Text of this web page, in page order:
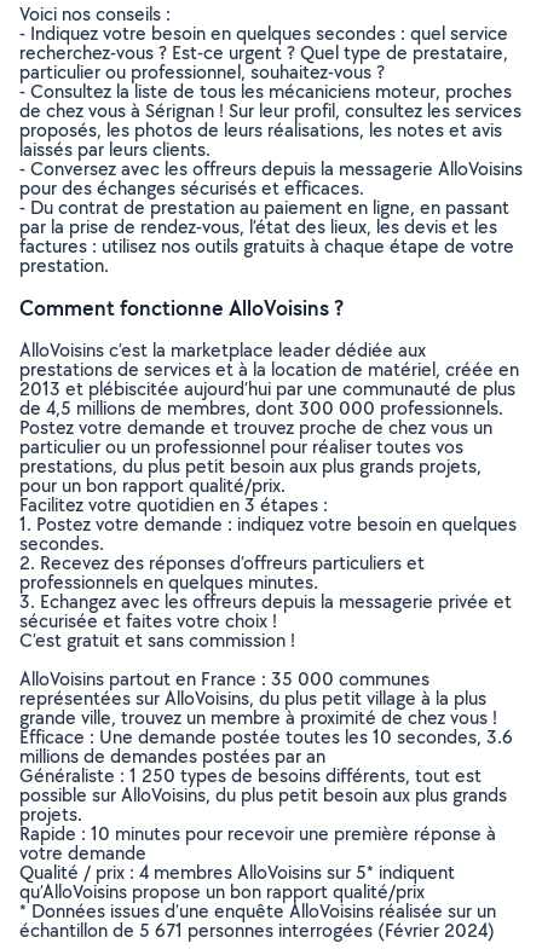
Voici nos conseils :
- Indiquez votre besoin en quelques secondes : quel service
recherchez-vous ? Est-ce urgent ? Quel type de prestataire,
particulier ou professionnel, souhaitez-vous ?
- Consultez la liste de tous les mécaniciens moteur, proches
de chez vous à Sérignan ! Sur leur profil, consultez les services
proposés, les photos de leurs réalisations, les notes et avis
laissés par leurs clients.
- Conversez avec les offreurs depuis la messagerie AlloVoisins
pour des échanges sécurisés et efficaces.
- Du contrat de prestation au paiement en ligne, en passant
par la prise de rendez-vous, l’état des lieux, les devis et les
factures : utilisez nos outils gratuits à chaque étape de votre
prestation.
Comment fonctionne AlloVoisins ?
AlloVoisins c’est la marketplace leader dédiée aux
prestations de services et à la location de matériel, créée en
2013 et plébiscitée aujourd’hui par une communauté de plus
de 4,5 millions de membres, dont 300 000 professionnels.
Postez votre demande et trouvez proche de chez vous un
particulier ou un professionnel pour réaliser toutes vos
prestations, du plus petit besoin aux plus grands projets,
pour un bon rapport qualité/prix.
Facilitez votre quotidien en 3 étapes :
1. Postez votre demande : indiquez votre besoin en quelques
secondes.
2. Recevez des réponses d’offreurs particuliers et
professionnels en quelques minutes.
3. Echangez avec les offreurs depuis la messagerie privée et
sécurisée et faites votre choix !
C’est gratuit et sans commission !
AlloVoisins partout en France : 35 000 communes
représentées sur AlloVoisins, du plus petit village à la plus
grande ville, trouvez un membre à proximité de chez vous !
Efficace : Une demande postée toutes les 10 secondes, 3.6
millions de demandes postées par an
Généraliste : 1 250 types de besoins différents, tout est
possible sur AlloVoisins, du plus petit besoin aux plus grands
projets.
Rapide : 10 minutes pour recevoir une première réponse à
votre demande
Qualité / prix : 4 membres AlloVoisins sur 5* indiquent
qu’AlloVoisins propose un bon rapport qualité/prix
* Données issues d’une enquête AlloVoisins réalisée sur un
échantillon de 5 671 personnes interrogées (Février 2024)